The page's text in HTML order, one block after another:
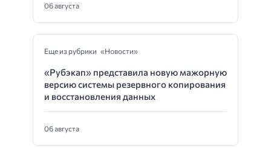
06 августа
Еще из рубрики «Новости»
«Рубэкап» представила новую мажорную
версию системы резервного копирования
и восстановления данных
06 августа